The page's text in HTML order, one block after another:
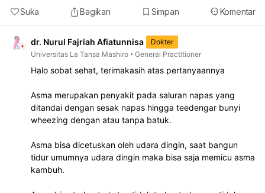
Suka Bagikan Simpan Komentar
dr. Nurul Fajriah Afiatunnisa
Dokter
Universitas La Tansa Mashiro
General Practitioner
Halo sobat sehat, terimakasih atas pertanyaannya
Asma merupakan penyakit pada saluran napas yang
ditandai dengan sesak napas hingga teedengar bunyi
wheezing dengan atau tanpa batuk.
Asma bisa dicetuskan oleh udara dingin, saat bangun
tidur umumnya udara dingin maka bisa saja memicu asma
kambuh.